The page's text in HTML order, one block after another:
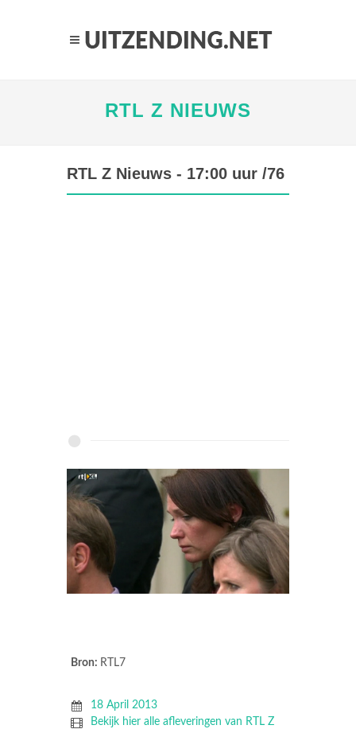
RTL Z NIEUWS
RTL Z Nieuws - 17:00 uur /76
Bron: RTL7
18 April 2013
Bekijk hier alle afleveringen van RTL Z